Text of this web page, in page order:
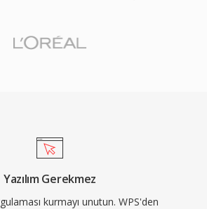
Yazılım Gerekmez
kurmayı unutun. WPS'den